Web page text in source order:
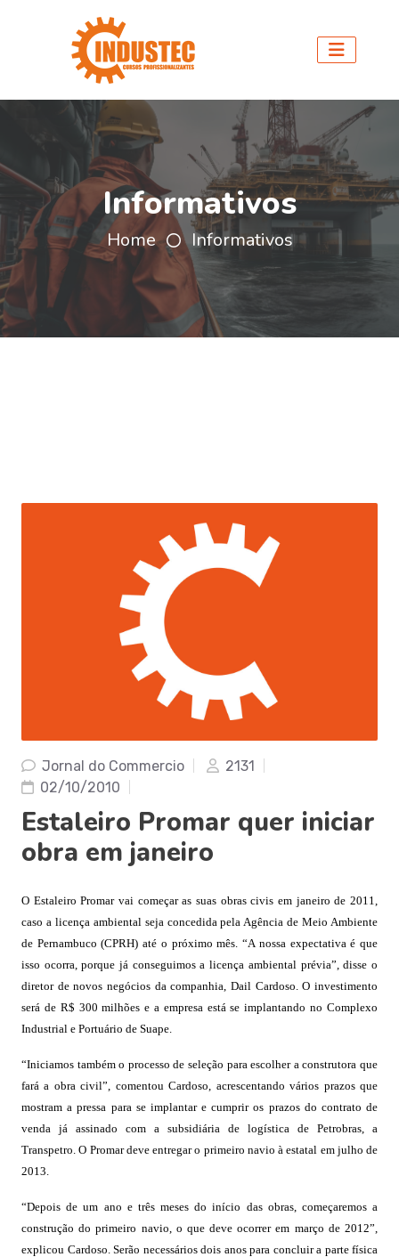
Informativos
Home Informativos
Jornal do Commercio
2131
02/10/2010
Estaleiro Promar quer iniciar
obra em janeiro
O Estaleiro Promar vai começar as suas obras civis em janeiro de 2011,
caso a licença ambiental seja concedida pela Agência de Meio Ambiente
de Pernambuco (CPRH) até o próximo mês. “A nossa expectativa é que
isso ocorra, porque já conseguimos a licença ambiental prévia”, disse o
diretor de novos negócios da companhia, Dail Cardoso. O investimento
será de R$ 300 milhões e a empresa está se implantando no Complexo
Industrial e Portuário de Suape.
“Iniciamos também o processo de seleção para escolher a construtora que
fará a obra civil”, comentou Cardoso, acrescentando vários prazos que
mostram a pressa para se implantar e cumprir os prazos do contrato de
venda já assinado com a subsidiária de logística de Petrobras, a
Transpetro. O Promar deve entregar o primeiro navio à estatal em julho de
2013.
“Depois de um ano e três meses do início das obras, começaremos a
construção do primeiro navio, o que deve ocorrer em março de 2012”,
explicou Cardoso. Serão necessários dois anos para concluir a parte física